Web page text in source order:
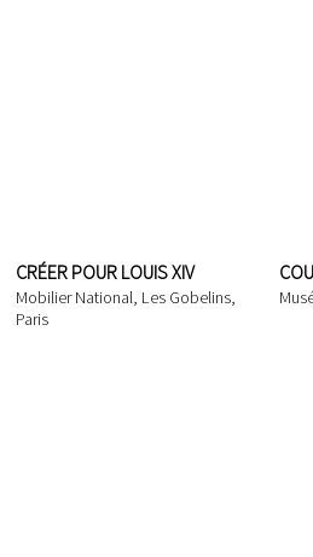
CRÉER POUR LOUIS XIV
Mobilier National, Les Gobelins,
Paris